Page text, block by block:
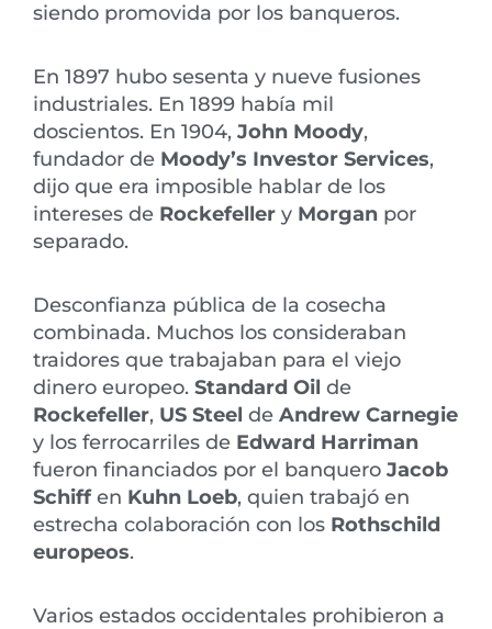
siendo promovida por los banqueros.
En 1897 hubo sesenta y nueve fusiones
industriales. En 1899 había mil
doscientos. En 1904, John Moody,
fundador de Moody’s Investor Services,
dijo que era imposible hablar de los
intereses de Rockefeller y Morgan por
separado.
Desconfianza pública de la cosecha
combinada. Muchos los consideraban
traidores que trabajaban para el viejo
dinero europeo. Standard Oil de
Rockefeller, US Steel de Andrew Carnegie
y los ferrocarriles de Edward Harriman
fueron financiados por el banquero Jacob
Schiffen Kuhn Loeb, quien trabajó en
estrecha colaboración con los Rothschild
europeos.
Varios estados occidentales prohibieron a